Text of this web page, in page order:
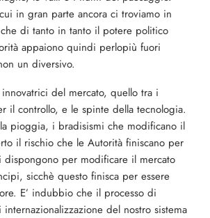
in gran parte ancora ci troviamo in
di tanto in tanto il potere politico
appaiono quindi perlopiù fuori
un diversivo.
del mercato, quello tra i
il controllo, e le spinte della tecnologia.
pioggia, i bradisismi che modificano il
il rischio che le Autorità finiscano per
per modificare il mercato
sicchè questo finisca per essere
E’ indubbio che il processo di
del nostro sistema